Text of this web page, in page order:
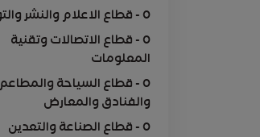
0 - قطاع الاعلام والنشر والتوزيع
0 - قطاع الاتصالات وتقنية
المعلومات
0 - قطاع السياحة والمطاعم
والفنادق والمعارض
0 - قطاع الصناعة والتعدين